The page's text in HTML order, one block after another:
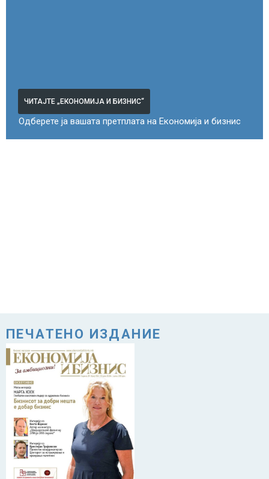
ЧИТАЈТЕ „ЕКОНОМИЈА И БИЗНИС“
Одберете ја вашата претплата на Економија и бизнис
ПЕЧАТЕНО ИЗДАНИЕ